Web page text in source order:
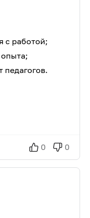
с работой;
педагогов.
0 0